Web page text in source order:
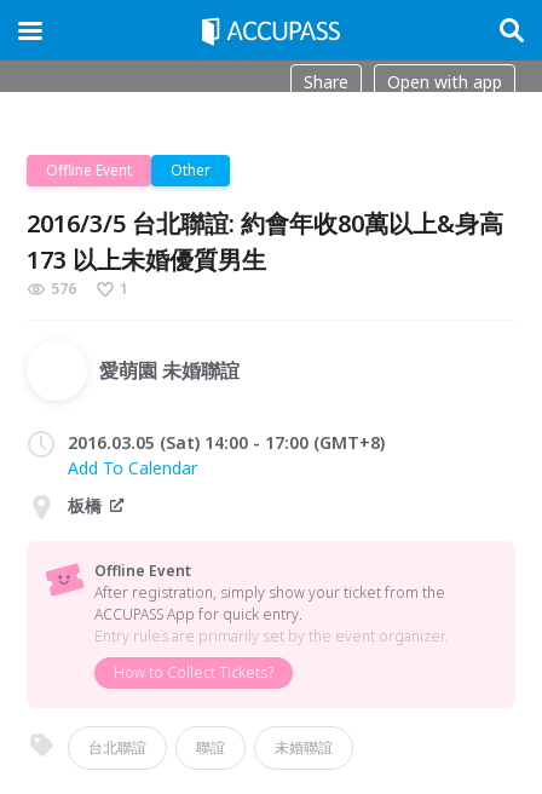
Share Open with app
Offline Event Other
2016/3/5 台北聯誼: 約會年收80萬以上&身高
173 以上未婚優質男生
576 1
愛萌園 未婚聯誼
2016.03.05 (Sat) 14:00 - 17:00 (GMT+8)
Add To Calendar
板橋
Offline Event
After registration, simply show your ticket from the
ACCUPASS App for quick entry.
Entry rules are primarily set by the event organizer.
How to Collect Tickets?
台北聯誼 聯誼 未婚聯誼